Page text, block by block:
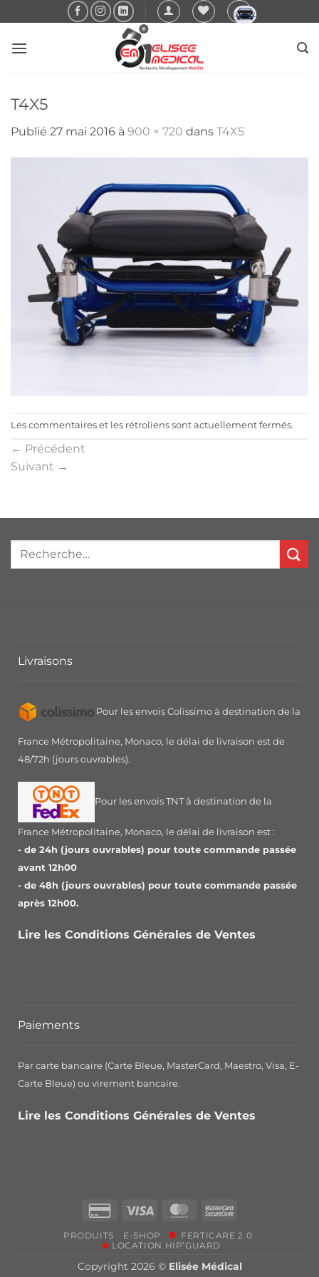
au
contenu
T4X5
Publié 27 mai 2016 à 900 × 720 dans T4X5
Les commentaires et les rétroliens sont actuellement fermés.
← Précédent
Suivant →
Livraisons
Pour les envois Colissimo à destination de la
France Métropolitaine, Monaco, le délai de livraison est de
48/72h (jours ouvrables).
Pour les envois TNT à destination de la
France Métropolitaine, Monaco, le délai de livraison est :
- de 24h (jours ouvrables) pour toute commande passée
avant 12h00
- de 48h (jours ouvrables) pour toute commande passée
après 12h00.
Lire les Conditions Générales de Ventes
Paiements
Par carte bancaire (Carte Bleue, MasterCard, Maestro, Visa, E-
Carte Bleue) ou virement bancaire.
Lire les Conditions Générales de Ventes
Credit
2
Visa MasterCardMasterCard
PRODUITS E-SHOP
FERTICARE 2.0
LOCATION HIP’GUARD
Copyright 2026 © Elisée Médical